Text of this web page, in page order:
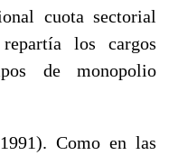
cuota sectorial
los cargos
de monopolio
Como en las